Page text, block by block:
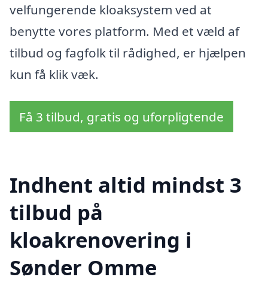
velfungerende kloaksystem ved at
benytte vores platform. Med et væld af
tilbud og fagfolk til rådighed, er hjælpen
kun få klik væk.
Få 3 tilbud, gratis og uforpligtende
Indhent altid mindst 3
tilbud på
kloakrenovering i
Sønder Omme